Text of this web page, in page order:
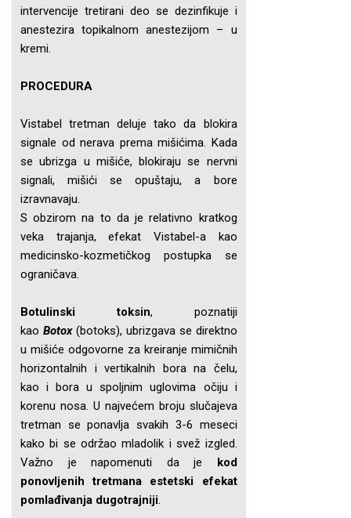
intervencije tretirani deo se dezinfikuje i
anestezira topikalnom anestezijom – u
kremi.
PROCEDURA
Vistabel tretman deluje tako da blokira
signale od nerava prema mišićima. Kada
se ubrizga u mišiće, blokiraju se nervni
signali, mišići se opuštaju, a bore
izravnavaju.
S obzirom na to da je relativno kratkog
veka trajanja, efekat Vistabel-a kao
medicinsko-kozmetičkog postupka se
ograničava.
Botulinski toksin, poznatiji
kao Botox(botoks), ubrizgava se direktno
u mišiće odgovorne za kreiranje mimičnih
horizontalnih i vertikalnih bora na čelu,
kao i bora u spoljnim uglovima očiju i
korenu nosa. U najvećem broju slučajeva
tretman se ponavlja svakih 3-6 meseci
kako bi se održao mladolik i svež izgled.
Važno je napomenuti da je kod
ponovljenih tretmana estetski efekat
pomlađivanja dugotrajniji.